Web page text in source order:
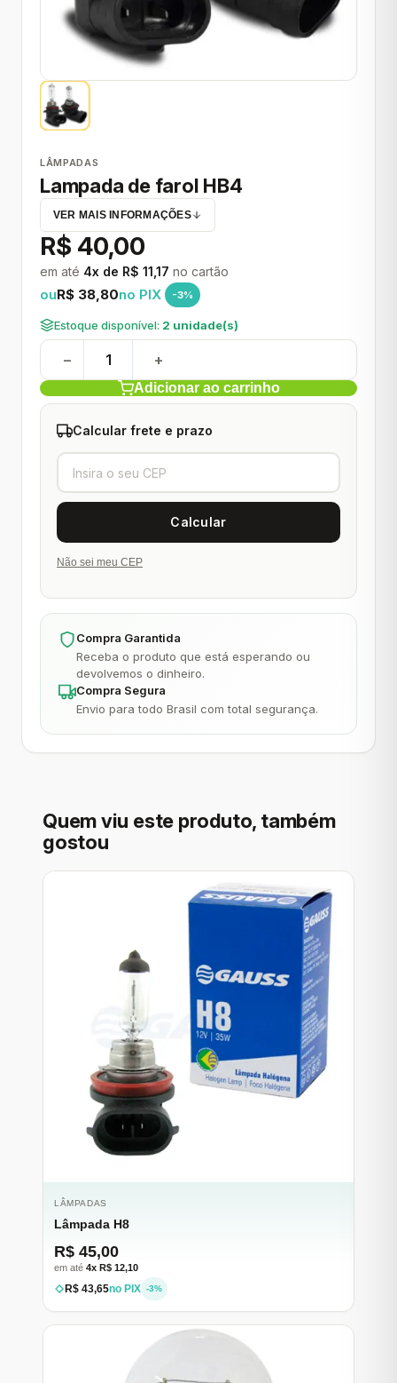
LÂMPADAS
Lampada de farol HB4
VER MAIS INFORMAÇÕES
R$ 40,00
em até 4x de R$ 11,17 no cartão
ouR$ 38,80no PIX -3%
Estoque disponível: 2 unidade(s)
− +
Adicionar ao carrinho
Calcular frete e prazo
Não sei meu CEP
Compra Garantida
Receba o produto que está esperando ou
devolvemos o dinheiro.
Compra Segura
Envio para todo Brasil com total segurança.
Quem viu este produto, também
gostou
LÂMPADAS
Lâmpada H8
R$ 45,00
em até 4x R$ 12,10
R$ 43,65no PIX -3%